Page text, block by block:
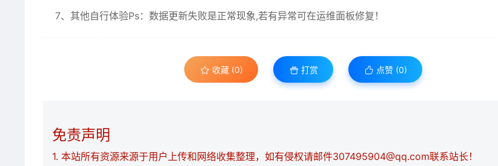
7、其他自行体验Ps：数据更新失败是正常现象,若有异常可在运维面板修复！
收藏 (0) 打赏 点赞 (0)
免责声明
1. 本站所有资源来源于用户上传和网络收集整理，如有侵权请邮件307495904@qq.com联系站长！